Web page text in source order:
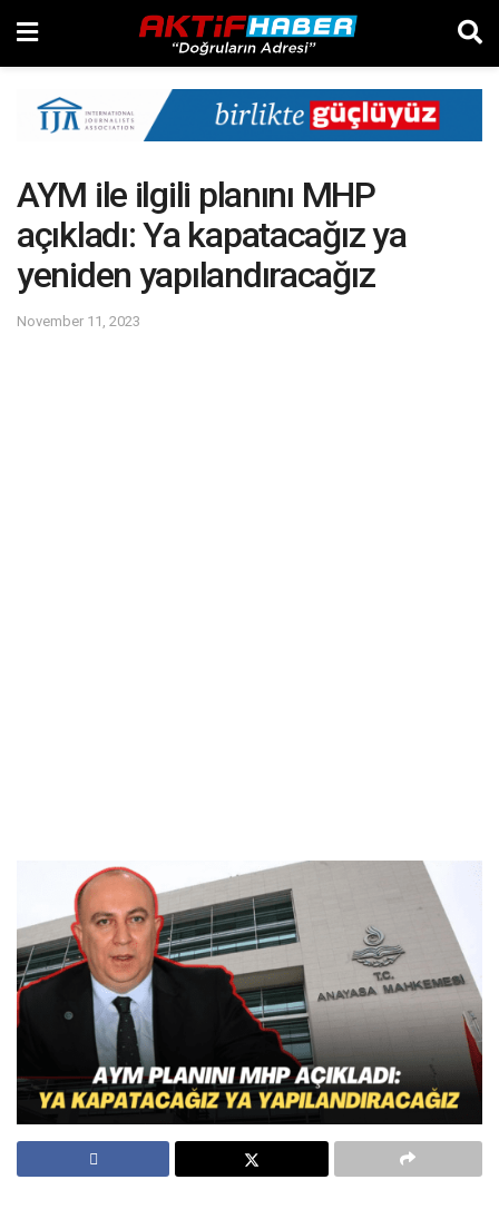
AYM ile ilgili planını MHP
açıkladı: Ya kapatacağız ya
yeniden yapılandıracağız
November 11, 2023